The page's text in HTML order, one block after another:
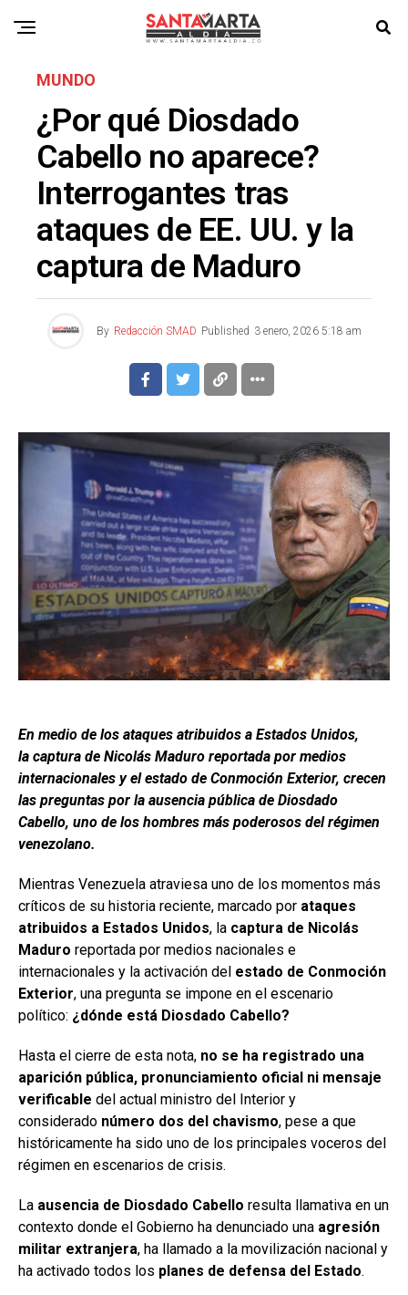
MUNDO
¿Por qué Diosdado
Cabello no aparece?
Interrogantes tras
ataques de EE. UU. y la
captura de Maduro
By Redacción SMAD Published 3 enero, 2026 5:18 am
En medio de los ataques atribuidos a Estados Unidos,
la captura de Nicolás Maduro reportada por medios
internacionales y el estado de Conmoción Exterior, crecen
las preguntas por la ausencia pública de Diosdado
Cabello, uno de los hombres más poderosos del régimen
venezolano.
Mientras Venezuela atraviesa uno de los momentos más
críticos de su historia reciente, marcado por ataques
atribuidos a Estados Unidos, la captura de Nicolás
Maduro reportada por medios nacionales e
internacionales y la activación del estado de Conmoción
Exterior, una pregunta se impone en el escenario
político: ¿dónde está Diosdado Cabello?
Hasta el cierre de esta nota, no se ha registrado una
aparición pública, pronunciamiento oficial ni mensaje
verificable del actual ministro del Interior y
considerado número dos del chavismo, pese a que
históricamente ha sido uno de los principales voceros del
régimen en escenarios de crisis.
La ausencia de Diosdado Cabello resulta llamativa en un
contexto donde el Gobierno ha denunciado una agresión
militar extranjera, ha llamado a la movilización nacional y
ha activado todos los planes de defensa del Estado.